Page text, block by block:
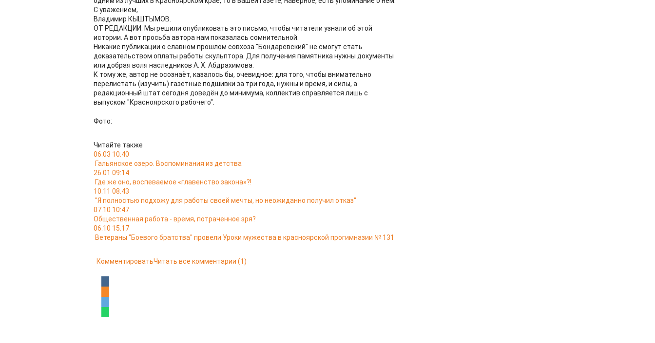
С уважением,
Владимир КЫШТЫМОВ.
ОТ РЕДАКЦИИ. Мы решили опубликовать это письмо, чтобы читатели узнали об этой
истории. А вот просьба автора нам показалась сомнительной.
Никакие публикации о славном прошлом совхоза "Бондаревский" не смогут стать
доказательством оплаты работы скульптора. Для получения памятника нужны документы
или добрая воля наследников А. Х. Абдрахимова.
К тому же, автор не осознаёт, казалось бы, очевидное: для того, чтобы внимательно
перелистать (изучить) газетные подшивки за три года, нужны и время, и силы, а
редакционный штат сегодня доведён до минимума, коллектив справляется лишь с
выпуском "Красноярского рабочего".
Фото:
Читайте также
06.03 10:40
Гальянское озеро. Воспоминания из детства
26.01 09:14
Где же оно, воспеваемое «главенство закона»?!
10.11 08:43
"Я полностью подхожу для работы своей мечты, но неожиданно получил отказ"
07.10 10:47
Общественная работа - время, потраченное зря?
06.10 15:17
Ветераны "Боевого братства" провели Уроки мужества в красноярской прогимназии № 131
КомментироватьЧитать все комментарии (1)